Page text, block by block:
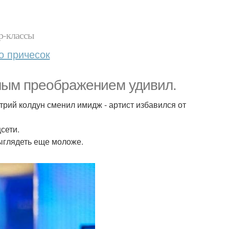
классы
причесок
преображениeм удивил.
колдун сменил имидж - артист избавился от
еще моложе.